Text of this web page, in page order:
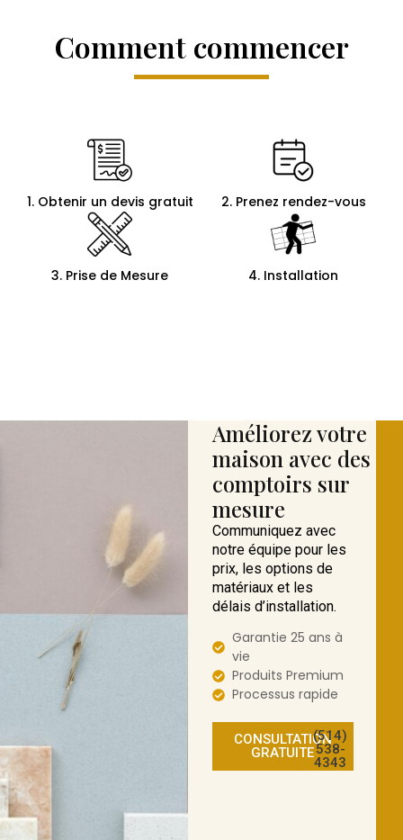
Comment commencer
1. Obtenir un devis gratuit 2. Prenez rendez-vous
3. Prise de Mesure 4. Installation
Améliorez votre
maison avec des
comptoirs sur
mesure
Communiquez avec
notre équipe pour les
prix, les options de
matériaux et les
délais d’installation.
Garantie 25 ans à
vie
Produits Premium
Processus rapide
CONSULTATION
GRATUITE
(514)
538-
4343